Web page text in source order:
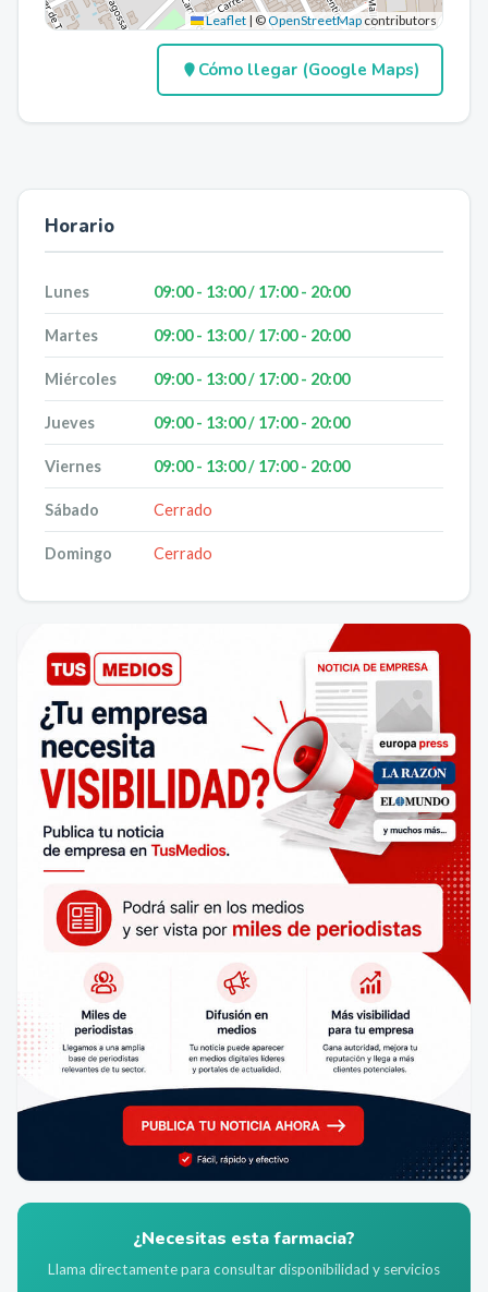
Leaflet | ©OpenStreetMap contributors
Cómo llegar (Google Maps)
Horario
Lunes 09:00 - 13:00 / 17:00 - 20:00
Martes 09:00 - 13:00 / 17:00 - 20:00
Miércoles 09:00 - 13:00 / 17:00 - 20:00
Jueves 09:00 - 13:00 / 17:00 - 20:00
Viernes 09:00 - 13:00 / 17:00 - 20:00
Sábado Cerrado
Domingo Cerrado
¿Necesitas esta farmacia?
Llama directamente para consultar disponibilidad y servicios